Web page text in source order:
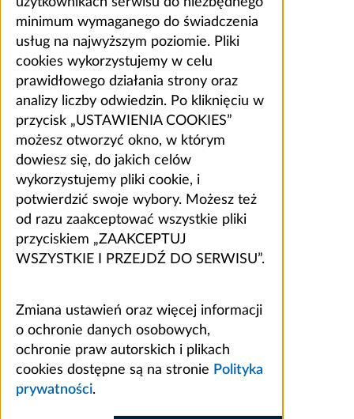
minimum wymaganego do świadczenia
usług na najwyższym poziomie. Pliki
cookies wykorzystujemy w celu
prawidłowego działania strony oraz
analizy liczby odwiedzin. Po kliknięciu w
przycisk „USTAWIENIA COOKIES”
możesz otworzyć okno, w którym
dowiesz się, do jakich celów
wykorzystujemy pliki cookie, i
potwierdzić swoje wybory. Możesz też
od razu zaakceptować wszystkie pliki
przyciskiem „ZAAKCEPTUJ
WSZYSTKIE I PRZEJDŹ DO SERWISU”.
Zmiana ustawień oraz więcej informacji
o ochronie danych osobowych,
ochronie praw autorskich i plikach
cookies dostępne są na stronie Polityka
prywatności.